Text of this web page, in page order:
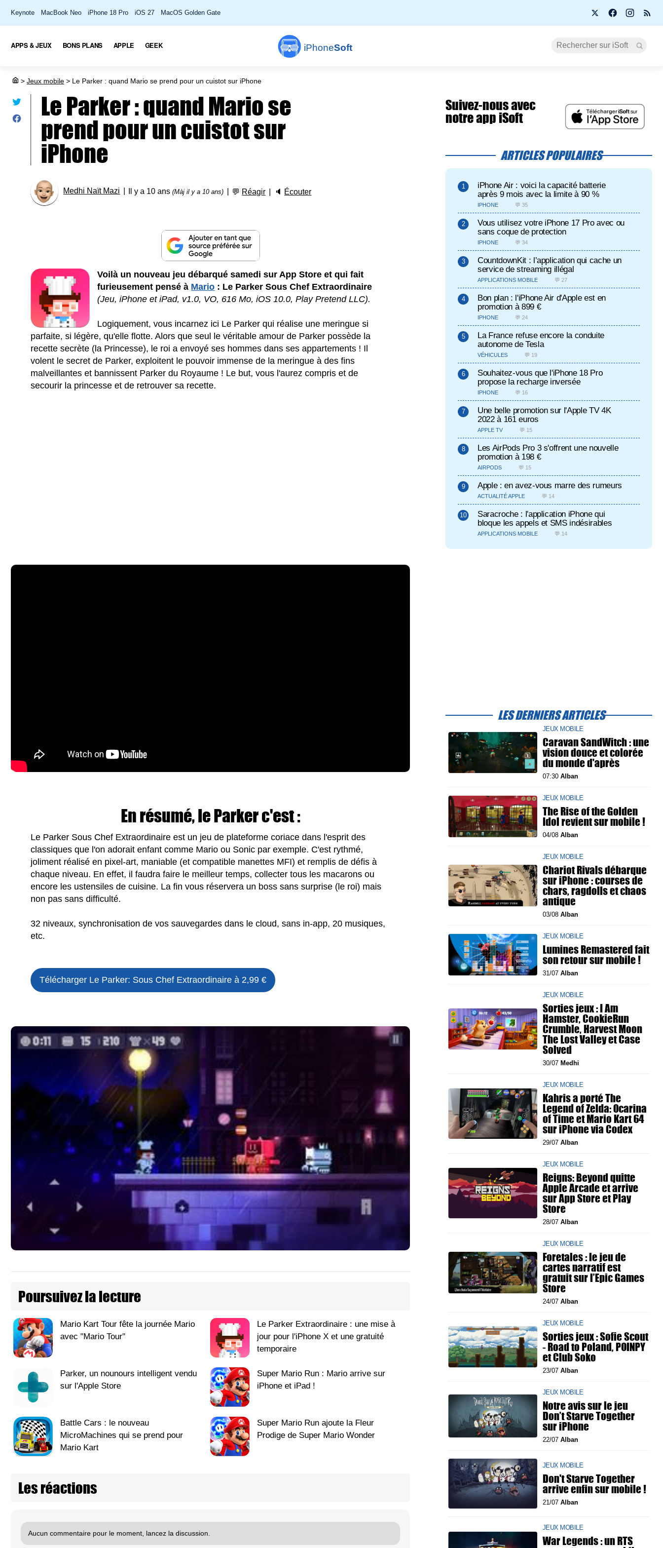
Keynote MacBook Neo iPhone 18 Pro iOS 27 MacOS Golden Gate
iPhoneSoft
APPS & JEUX BONS PLANS APPLE GEEK
> Jeux mobile > Le Parker : quand Mario se prend pour un cuistot sur iPhone
Le Parker : quand Mario se
prend pour un cuistot sur
iPhone
Medhi Naït Mazi Il y a 10 ans(Màj il y a 10 ans) 💬 Réagir 🔈 Écouter
Voilà un nouveau jeu débarqué samedi sur App Store et qui fait
furieusement pensé à Mario : Le Parker Sous Chef Extraordinaire
(Jeu, iPhone et iPad, v1.0, VO, 616 Mo, iOS 10.0, Play Pretend LLC).
Logiquement, vous incarnez ici Le Parker qui réalise une meringue si
parfaite, si légère, qu'elle flotte. Alors que seul le véritable amour de Parker possède la
recette secrète (la Princesse), le roi a envoyé ses hommes dans ses appartements ! Il
volent le secret de Parker, exploitent le pouvoir immense de la meringue à des fins
malveillantes et bannissent Parker du Royaume ! Le but, vous l'aurez compris et de
secourir la princesse et de retrouver sa recette.
En résumé, le Parker c'est :
Le Parker Sous Chef Extraordinaire est un jeu de plateforme coriace dans l'esprit des
classiques que l'on adorait enfant comme Mario ou Sonic par exemple. C'est rythmé,
joliment réalisé en pixel-art, maniable (et compatible manettes MFI) et remplis de défis à
chaque niveau. En effet, il faudra faire le meilleur temps, collecter tous les macarons ou
encore les ustensiles de cuisine. La fin vous réservera un boss sans surprise (le roi) mais
non pas sans difficulté.
32 niveaux, synchronisation de vos sauvegardes dans le cloud, sans in-app, 20 musiques,
etc.
Télécharger Le Parker: Sous Chef Extraordinaire à 2,99 €
Poursuivez la lecture
Mario Kart Tour fête la journée Mario
avec "Mario Tour"
Le Parker Extraordinaire : une mise à
jour pour l'iPhone X et une gratuité
temporaire
Parker, un nounours intelligent vendu
sur l'Apple Store
Super Mario Run : Mario arrive sur
iPhone et iPad !
Battle Cars : le nouveau
MicroMachines qui se prend pour
Mario Kart
Super Mario Run ajoute la Fleur
Prodige de Super Mario Wonder
Les réactions
Aucun commentaire pour le moment, lancez la discussion.
Suivez-nous avec
notre app iSoft
ARTICLES POPULAIRES
iPhone Air : voici la capacité batterie
après 9 mois avec la limite à 90 %
IPHONE 💬 35
Vous utilisez votre iPhone 17 Pro avec ou
sans coque de protection
IPHONE 💬 34
CountdownKit : l’application qui cache un
service de streaming illégal
APPLICATIONS MOBILE 💬 27
Bon plan : l'iPhone Air d'Apple est en
promotion à 899 €
IPHONE 💬 24
La France refuse encore la conduite
autonome de Tesla
VÉHICULES 💬 19
Souhaitez-vous que l'iPhone 18 Pro
propose la recharge inversée
IPHONE 💬 16
Une belle promotion sur l'Apple TV 4K
2022 à 161 euros
APPLE TV 💬 15
Les AirPods Pro 3 s'offrent une nouvelle
promotion à 198 €
AIRPODS 💬 15
Apple : en avez-vous marre des rumeurs
ACTUALITÉ APPLE 💬 14
Saracroche : l'application iPhone qui
bloque les appels et SMS indésirables
APPLICATIONS MOBILE 💬 14
LES DERNIERS ARTICLES
JEUX MOBILE
Caravan SandWitch : une
vision douce et colorée
du monde d'après
07:30 Alban
JEUX MOBILE
The Rise of the Golden
Idol revient sur mobile !
04/08 Alban
JEUX MOBILE
Chariot Rivals débarque
sur iPhone : courses de
chars, ragdolls et chaos
antique
03/08 Alban
JEUX MOBILE
Lumines Remastered fait
son retour sur mobile !
31/07 Alban
JEUX MOBILE
Sorties jeux : I Am
Hamster, CookieRun
Crumble, Harvest Moon
The Lost Valley et Case
Solved
30/07 Medhi
JEUX MOBILE
Kahris a porté The
Legend of Zelda: Ocarina
of Time et Mario Kart 64
sur iPhone via Codex
29/07 Alban
JEUX MOBILE
Reigns: Beyond quitte
Apple Arcade et arrive
sur App Store et Play
Store
28/07 Alban
JEUX MOBILE
Foretales : le jeu de
cartes narratif est
gratuit sur l’Epic Games
Store
24/07 Alban
JEUX MOBILE
Sorties jeux : Sofie Scout
- Road to Poland, POINPY
et Club Soko
23/07 Alban
JEUX MOBILE
Notre avis sur le jeu
Don’t Starve Together
sur iPhone
22/07 Alban
JEUX MOBILE
Don't Starve Together
arrive enfin sur mobile !
21/07 Alban
JEUX MOBILE
War Legends : un RTS